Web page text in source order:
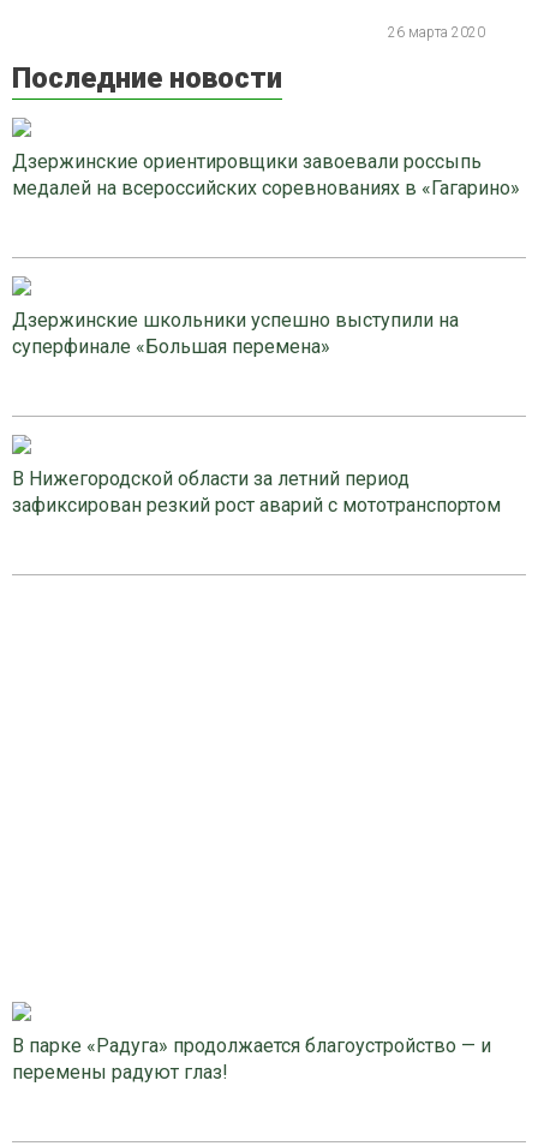
26 марта 2020
Последние новости
Дзержинские ориентировщики завоевали россыпь
медалей на всероссийских соревнованиях в «Гагарино»
Дзержинские школьники успешно выступили на
суперфинале «Большая перемена»
В Нижегородской области за летний период
зафиксирован резкий рост аварий с мототранспортом
В парке «Радуга» продолжается благоустройство — и
перемены радуют глаз!